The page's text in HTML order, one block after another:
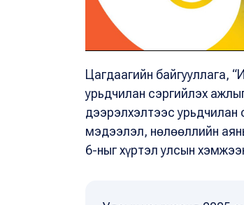
Цагдаагийн байгууллага,
урьдчилан сэргийлэх
дээрэлхэлтээс урьдчилан
мэдээлэл, нөлөөллийн
6-ныг хүртэл улсын